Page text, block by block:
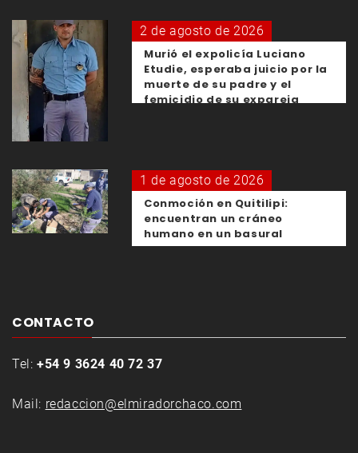
2 de agosto de 2026
Murió el expolicía Luciano
Etudie, esperaba juicio por la
muerte de su padre y el
femicidio de su expareja
1 de agosto de 2026
Conmoción en Quitilipi:
encuentran un cráneo
humano en un basural
CONTACTO
Tel: +54 9 3624 40 72 37
Mail: redaccion@elmiradorchaco.com